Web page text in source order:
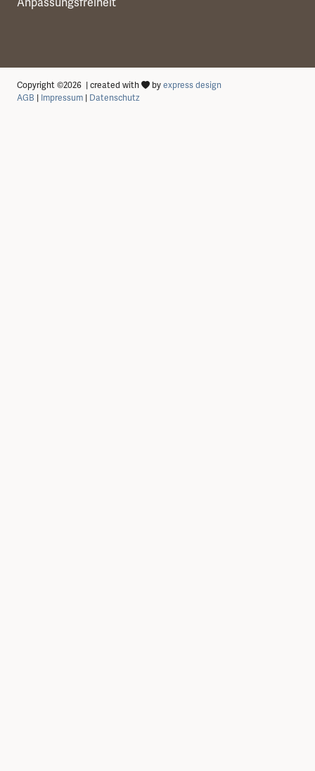
Copyright ©2026 | created with by express design
AGB
Impressum Datenschutz